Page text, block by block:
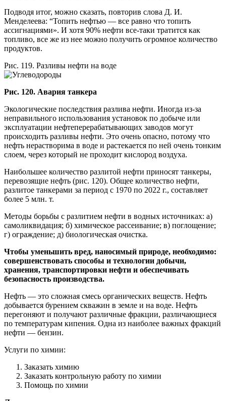
Подводя итог, можно сказать, повторив слова Д. И.
Менделеева: “Топить нефтью — все равно что топить
ассигнациями». И хотя 90% нефти все-таки тратится как
топливо, все же из нее можно получить огромное количество
продуктов.
Рис. 119. Разливы нефти на воде
Рис. 120. Авария танкера
Экологические последствия разлива нефти. Иногда из-за
неправильного использования установок по добыче или
эксплуатации нефтеперерабатывающих заводов могут
происходить разливы нефти. Это очень опасно, потому что
нефть нерастворима в воде и растекается по ней очень тонким
слоем, через который не проходит кислород воздуха.
Наибольшее количество разлитой нефти приносят танкеры,
перевозящие нефть (рис. 120). Общее количество нефти,
разлитое танкерами за период с 1970 по 2022 г., составляет
более 5 млн. т.
Методы борьбы с разлитием нефти в водных источниках: а)
самоликвидация; б) химическое рассеивание; в) поглощение;
г) ограждение; д) биологическая очистка.
Чтобы уменьшить вред, наносимый природе, необходимо:
совершенствовать способы и технологии добычи,
хранения, транспортировки нефти и обеспечивать
безопасность производства.
Нефть — это сложная смесь органических веществ. Нефть
добывается бурением скважин в земле и на воде. Нефть
перегоняют и получают различные фракции, различающиеся
по температурам кипения. Одна из наиболее важных фракций
нефти — бензин.
Услуги по химии:
Заказать химию
Заказать контрольную работу по химии
Помощь по химии